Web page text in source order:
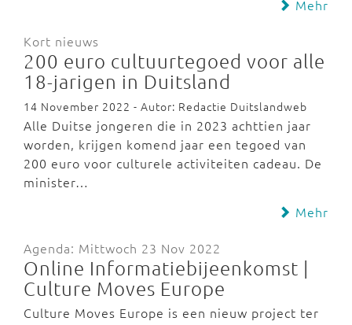
Mehr
Kort nieuws
200 euro cultuurtegoed voor alle
18-jarigen in Duitsland
14 November 2022 - Autor: Redactie Duitslandweb
Alle Duitse jongeren die in 2023 achttien jaar
worden, krijgen komend jaar een tegoed van
200 euro voor culturele activiteiten cadeau. De
minister…
Mehr
Agenda: Mittwoch 23 Nov 2022
Online Informatiebijeenkomst |
Culture Moves Europe
Culture Moves Europe is een nieuw project ter